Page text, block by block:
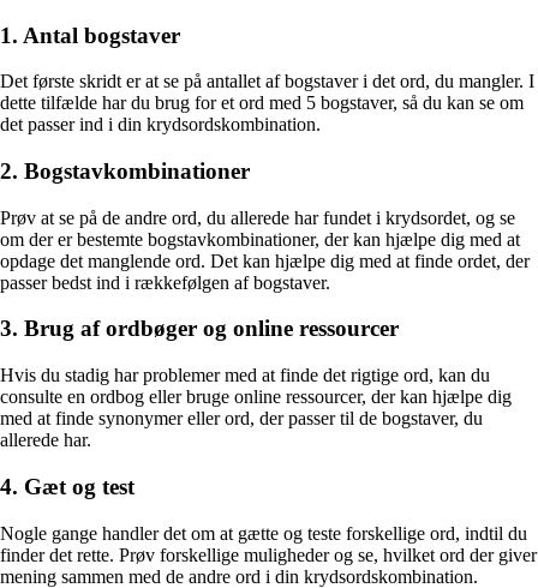
1. Antal bogstaver
Det første skridt er at se på antallet af bogstaver i det ord, du mangler. I
dette tilfælde har du brug for et ord med 5 bogstaver, så du kan se om
det passer ind i din krydsordskombination.
2. Bogstavkombinationer
Prøv at se på de andre ord, du allerede har fundet i krydsordet, og se
om der er bestemte bogstavkombinationer, der kan hjælpe dig med at
opdage det manglende ord. Det kan hjælpe dig med at finde ordet, der
passer bedst ind i rækkefølgen af bogstaver.
3. Brug af ordbøger og online ressourcer
Hvis du stadig har problemer med at finde det rigtige ord, kan du
consulte en ordbog eller bruge online ressourcer, der kan hjælpe dig
med at finde synonymer eller ord, der passer til de bogstaver, du
allerede har.
4. Gæt og test
Nogle gange handler det om at gætte og teste forskellige ord, indtil du
finder det rette. Prøv forskellige muligheder og se, hvilket ord der giver
mening sammen med de andre ord i din krydsordskombination.